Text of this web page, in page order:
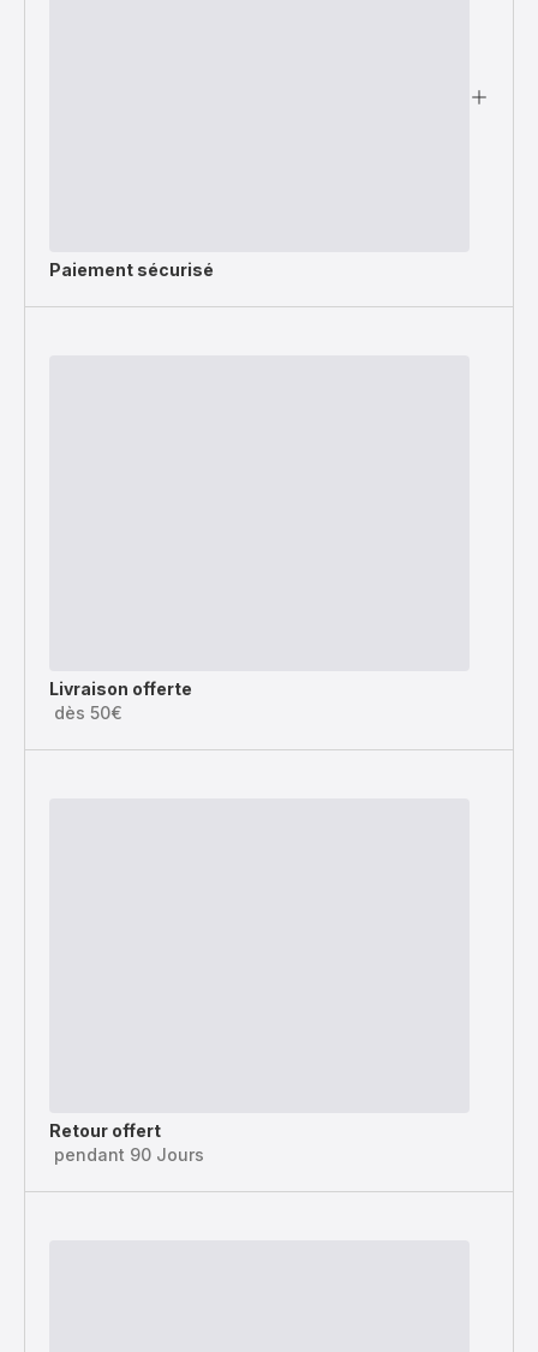
Paiement sécurisé
Livraison offerte
dès 50€
Retour offert
pendant 90 Jours